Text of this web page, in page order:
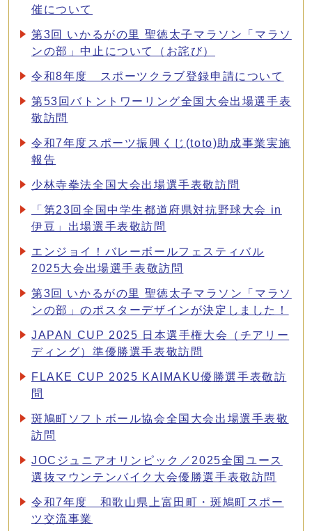
催について
第3回 いかるがの里 聖徳太子マラソン「マラソ
ンの部」中止について（お詫び）
令和8年度 スポーツクラブ登録申請について
第53回バトントワーリング全国大会出場選手表
敬訪問
令和7年度スポーツ振興くじ(toto)助成事業実施
報告
少林寺拳法全国大会出場選手表敬訪問
「第23回全国中学生都道府県対抗野球大会 in
伊豆」出場選手表敬訪問
エンジョイ！バレーボールフェスティバル
2025大会出場選手表敬訪問
第3回 いかるがの里 聖徳太子マラソン「マラソ
ンの部」のポスターデザインが決定しました！
JAPAN CUP 2025 日本選手権大会（チアリー
ディング）準優勝選手表敬訪問
FLAKE CUP 2025 KAIMAKU優勝選手表敬訪
問
斑鳩町ソフトボール協会全国大会出場選手表敬
訪問
JOCジュニアオリンピック／2025全国ユース
選抜マウンテンバイク大会優勝選手表敬訪問
令和7年度 和歌山県上富田町・斑鳩町スポー
ツ交流事業